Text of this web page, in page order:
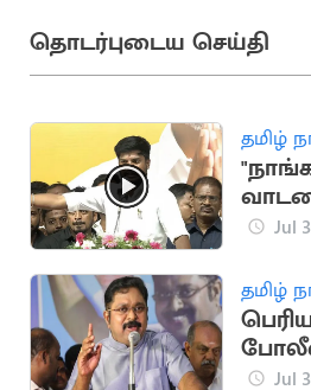
தொடர்புடைய செய்தி
தமிழ்
Jul
தமிழ்
Jul